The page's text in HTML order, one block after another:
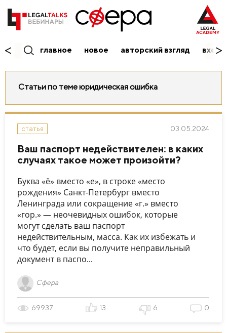
главное новое авторский взгляд вход/
Статьи по теме юридическая ошибка
статья 03.05.2024
Ваш паспорт недействителен: в каких
случаях такое может произойти?
Буква «ё» вместо «е», в строке «место
рождения» Санкт-Петербург вместо
Ленинграда или сокращение «г.» вместо
«гор.» — неочевидных ошибок, которые
могут сделать ваш паспорт
недействительным, масса. Как их избежать и
что будет, если вы получите неправильный
документ в паспо...
Сфера
69937 13 6 0